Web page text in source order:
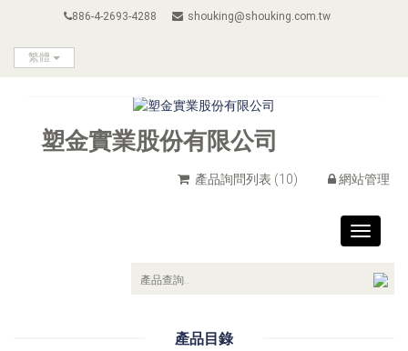
886-4-2693-4288 shouking@shouking.com.tw
繁體
塑金實業股份有限公司
產品詢問列表 (10) 網站管理
Toggle
產品目錄